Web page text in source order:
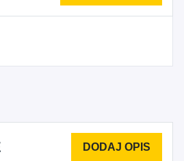
owoców i warzyw prowadzona
z mięsa prowadzona w
i cukierniczych prowadzona
sklepach, 4725Z - Sprzedaż